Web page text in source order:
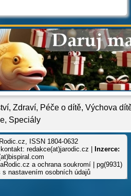
, Zdraví, Péče o dítě, Výchova
, Speciály
ISSN 1804-0632
redakce(at)jarodic.cz |
Inzerce:
a ochrana soukromí | pg(9931)
s nastavením osobních údajů